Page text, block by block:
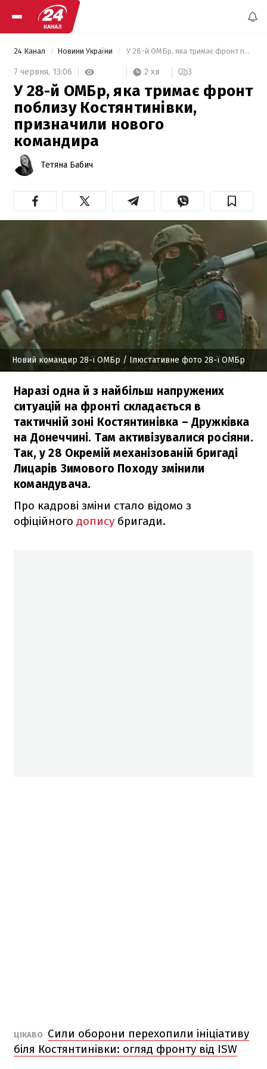
24 Канал Новини України У 28-й ОМБр, яка тримає фронт поблизу Костянтинівки, призначили нового командира
7 червня, 13:06 2 хв 3
У 28-й ОМБр, яка тримає фронт
поблизу Костянтинівки,
призначили нового
командира
Тетяна Бабич
Новий командир 28-ї ОМБр / Ілюстативне фото 28-ї ОМБр
Наразі одна й з найбільш напружених
ситуацій на фронті складається в
тактичній зоні Костянтинівка – Дружківка
на Донеччині. Там активізувалися росіяни.
Так, у 28 Окремій механізованій бригаді
Лицарів Зимового Походу змінили
командувача.
Про кадрові зміни стало відомо з
офіційного допису бригади.
ЦІКАВО
Сили оборони перехопили ініціативу
біля Костянтинівки: огляд фронту від ISW